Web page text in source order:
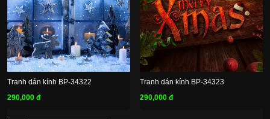
Tranh dán kính BP-34322
290,000 đ
Tranh dán kính BP-34323
290,000 đ